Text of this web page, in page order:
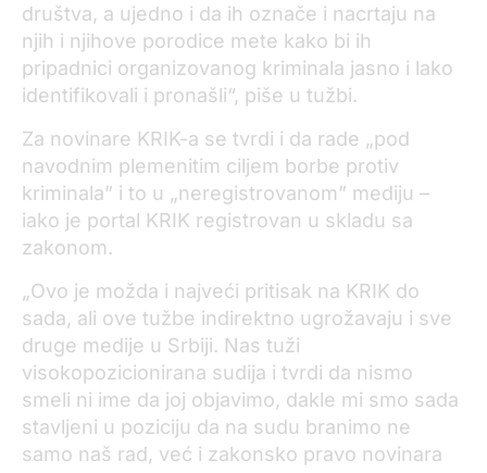
društva, a ujedno i da ih označe i nacrtaju na
njih i njihove porodice mete kako bi ih
pripadnici organizovanog kriminala jasno i lako
identifikovali i pronašli“, piše u tužbi.
Za novinare KRIK-a se tvrdi i da rade „pod
navodnim plemenitim ciljem borbe protiv
kriminala” i to u „neregistrovanom” mediju –
iako je portal KRIK registrovan u skladu sa
zakonom.
„Ovo je možda i najveći pritisak na KRIK do
sada, ali ove tužbe indirektno ugrožavaju i sve
druge medije u Srbiji. Nas tuži
visokopozicionirana sudija i tvrdi da nismo
smeli ni ime da joj objavimo, dakle mi smo sada
stavljeni u poziciju da na sudu branimo ne
samo naš rad, već i zakonsko pravo novinara